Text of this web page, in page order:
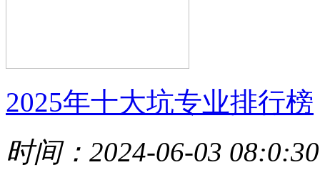
2025年十大坑专业排行榜
时间：2024-06-03 08:0:30